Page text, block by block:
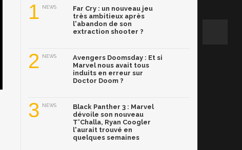
1 NEWS
Far Cry : un nouveau jeu
très ambitieux après
l'abandon de son
extraction shooter ?
2 NEWS
Avengers Doomsday : Et si
Marvel nous avait tous
induits en erreur sur
Doctor Doom ?
3 NEWS
Black Panther 3 : Marvel
dévoile son nouveau
T'Challa, Ryan Coogler
l'aurait trouvé en
quelques semaines